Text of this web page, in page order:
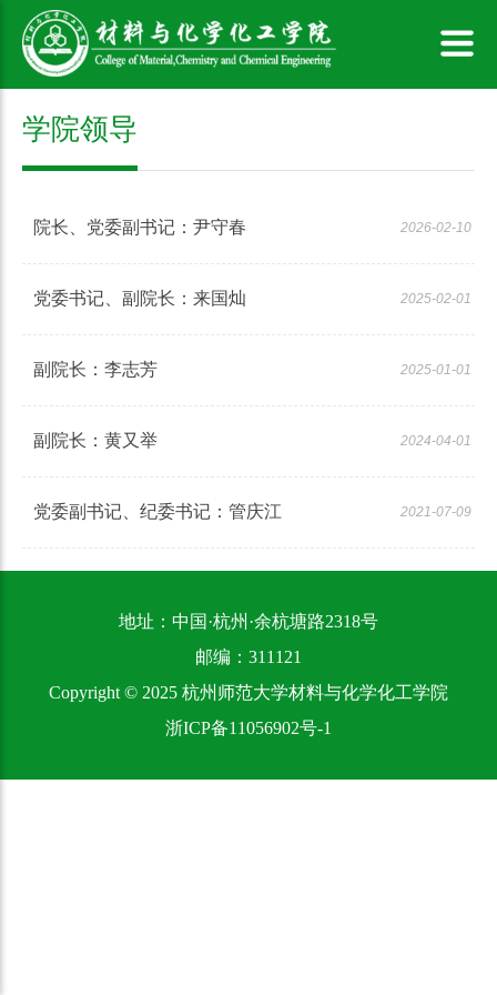
学院领导
院长、党委副书记：尹守春 2026-02-10
党委书记、副院长：来国灿 2025-02-01
副院长：李志芳 2025-01-01
副院长：黄又举 2024-04-01
党委副书记、纪委书记：管庆江 2021-07-09
地址：中国·杭州·余杭塘路2318号
邮编：311121
Copyright © 2025 杭州师范大学材料与化学化工学院
浙ICP备11056902号-1